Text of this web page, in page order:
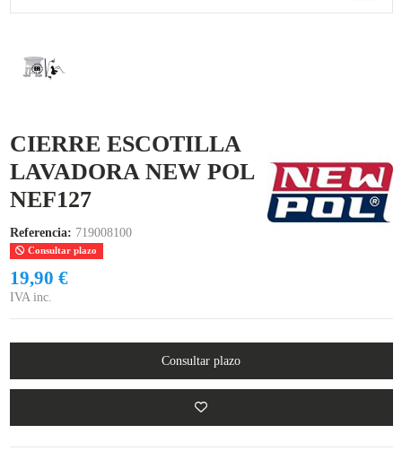
CIERRE ESCOTILLA
LAVADORA NEW POL
NEF127
Referencia: 719008100
Consultar plazo
19,90 €
IVA inc.
Consultar plazo